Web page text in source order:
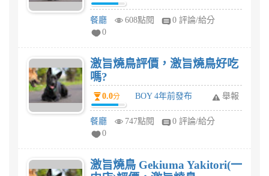
餐廳 608點閱
0 評論/給分
0
激旨燒鳥評價，激旨燒鳥好吃
嗎?
0.0分 BOY 4年前發布 舉報
餐廳 747點閱
0 評論/給分
0
激旨燒鳥 Gekiuma Yakitori(一